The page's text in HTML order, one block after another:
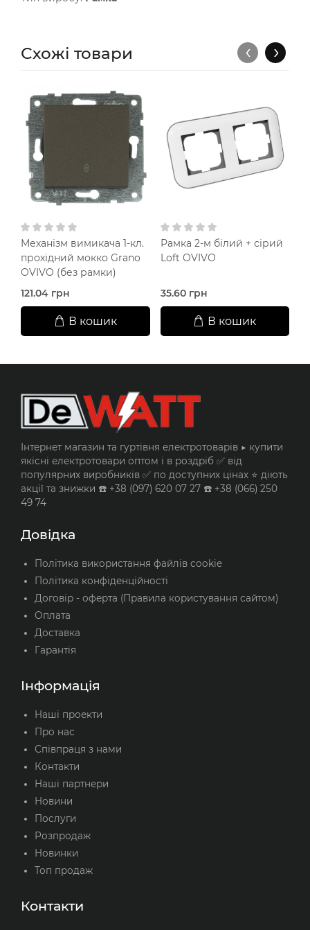
Схожі товари
Механізм вимикача 1-кл.
прохідний мокко Grano
OVIVO (без рамки)
121.04 грн
В кошик
Рамка 2-м білий + сірий
Loft OVIVO
35.60 грн
В кошик
‹ ›
Інтернет магазин та гуртівня електротоварів ▶️ купити
якісні електротовари оптом і в роздріб ✅ від
популярних виробників ✅ по доступних цінах ⭐ діють
акції та знижки ☎️ +38 (097) 620 07 27 ☎️ +38 (066) 250
49 74
Довідка
Політика використання файлів cookie
Політика конфіденційності
Договір - оферта (Правила користування сайтом)
Оплата
Доставка
Гарантія
Інформація
Наші проекти
Про нас
Співпраця з нами
Контакти
Наші партнери
Новини
Послуги
Розпродаж
Новинки
Топ продаж
Контакти